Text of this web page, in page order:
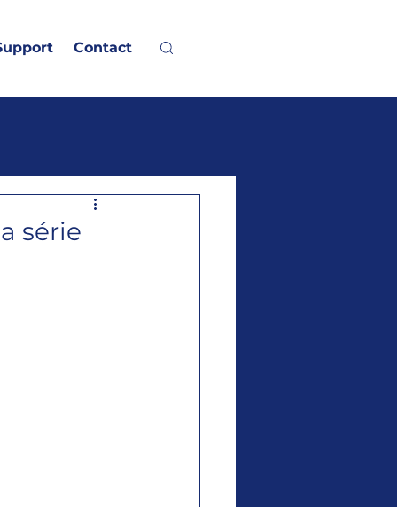
Contact
série